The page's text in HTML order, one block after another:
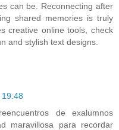
can be. Reconnecting after
shared memories is truly
creative online tools, check
and stylish text designs.
de exalumnos
maravillosa para recordar